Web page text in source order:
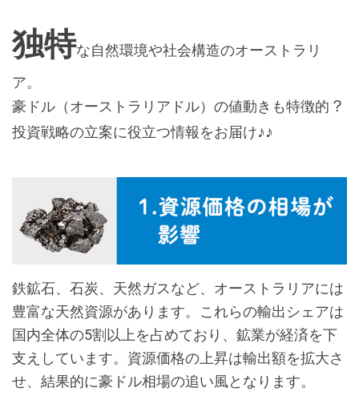
独特な自然環境や社会構造のオーストラリ
ア。
豪ドル（オーストラリアドル）の値動きも特徴的 ？
投資戦略の立案に役立つ情報をお届け♪♪
鉄鉱石、石炭、天然ガスなど、オーストラリアには
豊富な天然資源があります。これらの輸出シェアは
国内全体の5割以上を占めており、鉱業が経済を下
支えしています。資源価格の上昇は輸出額を拡大さ
せ、結果的に豪ドル相場の追い風となります。